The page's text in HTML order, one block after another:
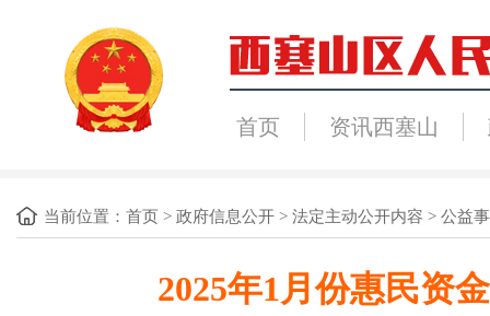
首页 资讯西塞山
当前位置： 首页 > 政府信息公开 > 法定主动公开内容 > 公益
2025年1月份惠民资